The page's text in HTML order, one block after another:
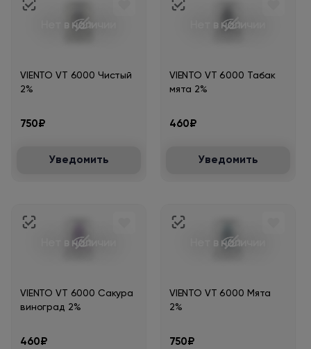
Нет в наличии
VIENTO VT 6000 Чистый
2%
750₽
Уведомить
Нет в наличии
VIENTO VT 6000 Табак
мята 2%
460₽
Уведомить
Нет в наличии
VIENTO VT 6000 Сакура
виноград 2%
460₽
Нет в наличии
VIENTO VT 6000 Мята
2%
750₽